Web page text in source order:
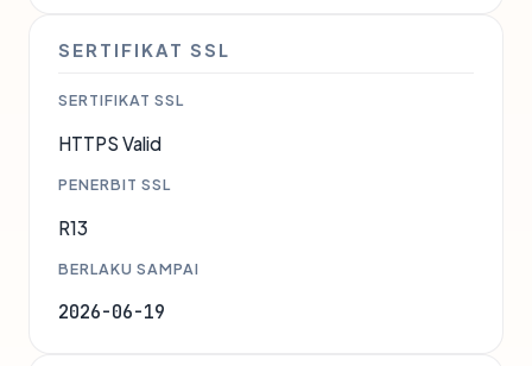
SERTIFIKAT SSL
SERTIFIKAT SSL
HTTPS Valid
PENERBIT SSL
R13
BERLAKU SAMPAI
2026-06-19